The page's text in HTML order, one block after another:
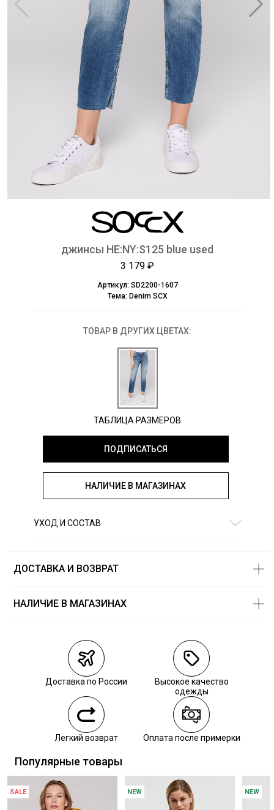
джинсы HE:NY:S125 blue used
3 179 ₽
Артикул: SD2200-1607
Тема: Denim SCX
ТОВАР В ДРУГИХ ЦВЕТАХ:
ТАБЛИЦА РАЗМЕРОВ
ПОДПИСАТЬСЯ
НАЛИЧИЕ В МАГАЗИНАХ
УХОД И СОСТАВ
ДОСТАВКА И ВОЗВРАТ
Курьерская доставка СДЭК
Самовывоз из пункта выдачи СДЭК
Самовывоз из наших магазинов
Курьерская доставка СДЭК
Самовывоз из пункта выдачи СДЭК
НАЛИЧИЕ В МАГАЗИНАХ
Доставка по России
Высокое качество
одежды
Легкий возврат Оплата после примерки
Популярные товары
SALE NEW NEW